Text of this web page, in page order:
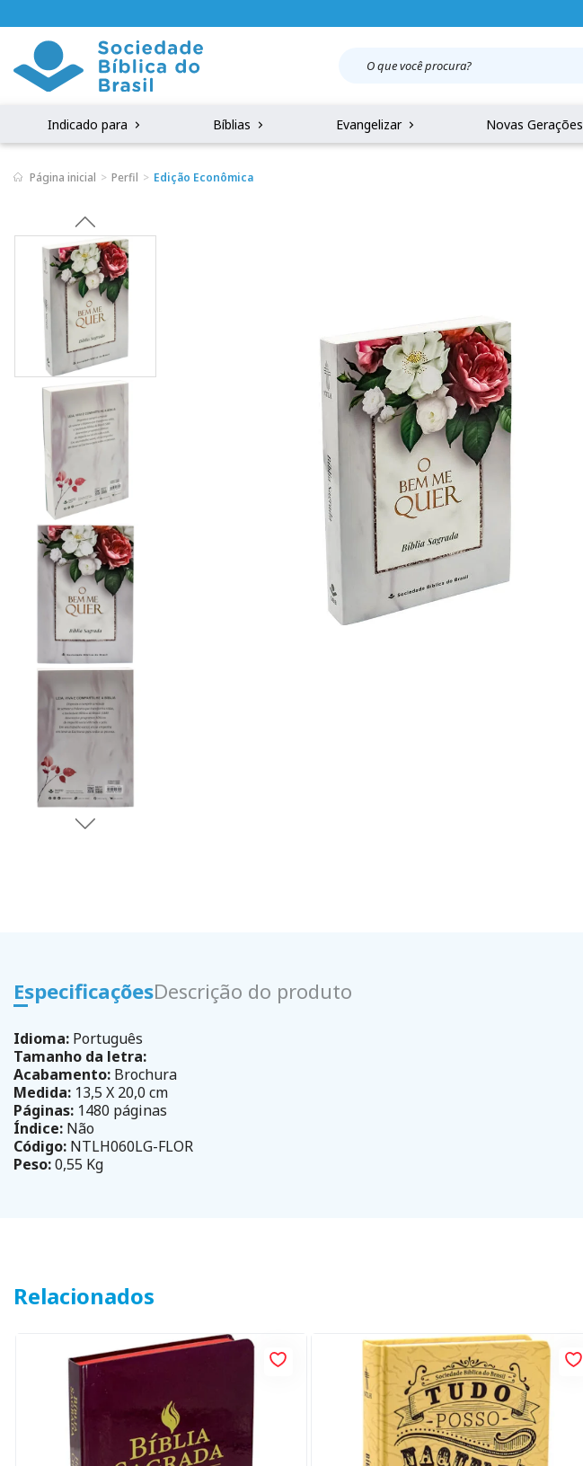
Indicado para Bíblias Evangelizar Novas Gerações
Página inicial Perfil Edição Econômica
EspecificaçõesDescrição do produto
Idioma: Português
Tamanho da letra:
Acabamento: Brochura
Medida: 13,5 X 20,0 cm
Páginas: 1480 páginas
Índice: Não
Código: NTLH060LG-FLOR
Peso:0,55 Kg
Relacionados